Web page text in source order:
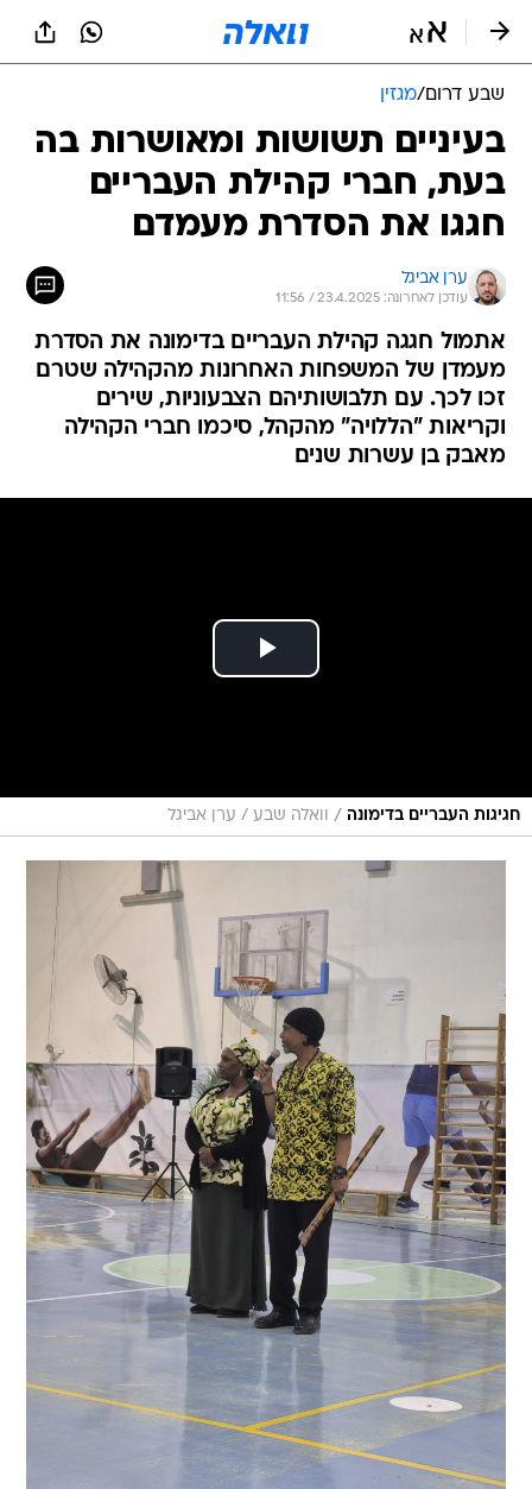
שבע דרום/מגזין
בעיניים תשושות ומאושרות בה
בעת, חברי קהילת העבריים
חגגו את הסדרת מעמדם
ערן אביגל
עודכן לאחרונה: 23.4.2025 / 11:56
אתמול חגגה קהילת העבריים בדימונה את הסדרת
מעמדן של המשפחות האחרונות מהקהילה שטרם
זכו לכך. עם תלבושותיהם הצבעוניות, שירים
וקריאות "הללויה" מהקהל, סיכמו חברי הקהילה
מאבק בן עשרות שנים
חגיגות העבריים בדימונה / וואלה שבע / ערן אביגל